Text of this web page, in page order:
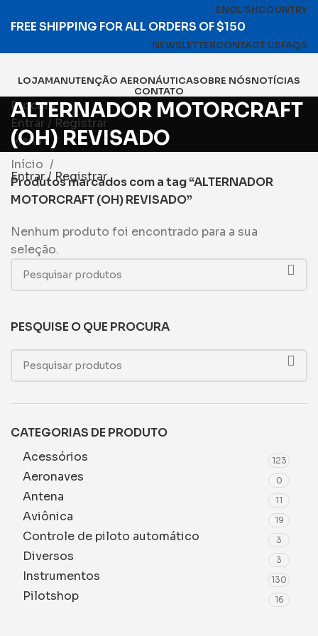
ENGLISHCOUNTRY
FREE SHIPPING FOR ALL ORDERS OF $150
NEWSLETTERCONTACT USFAQS
LOJAMANUTENÇÃO AERONÁUTICASOBRE NÓSNOTÍCIAS
CONTATO
Procura
Entrar / Registrar
Menu
Entrar / Registrar
ALTERNADOR MOTORCRAFT
(OH) REVISADO
PESQUISE O QUE PROCURA
CATEGORIAS DE PRODUTO
Acessórios
123
Aeronaves 0
Antena 11
Aviônica 19
Controle de piloto automático 3
Diversos 3
Instrumentos 130
Pilotshop 16
Início
Produtos marcados com a tag “ALTERNADOR
MOTORCRAFT (OH) REVISADO”
Nenhum produto foi encontrado para a sua
seleção.